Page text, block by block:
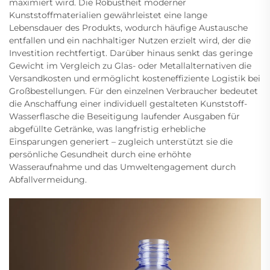
maximiert wird. Die Robustheit moderner
Kunststoffmaterialien gewährleistet eine lange
Lebensdauer des Produkts, wodurch häufige Austausche
entfallen und ein nachhaltiger Nutzen erzielt wird, der die
Investition rechtfertigt. Darüber hinaus senkt das geringe
Gewicht im Vergleich zu Glas- oder Metallalternativen die
Versandkosten und ermöglicht kosteneffiziente Logistik bei
Großbestellungen. Für den einzelnen Verbraucher bedeutet
die Anschaffung einer individuell gestalteten Kunststoff-
Wasserflasche die Beseitigung laufender Ausgaben für
abgefüllte Getränke, was langfristig erhebliche
Einsparungen generiert – zugleich unterstützt sie die
persönliche Gesundheit durch eine erhöhte
Wasseraufnahme und das Umweltengagement durch
Abfallvermeidung.